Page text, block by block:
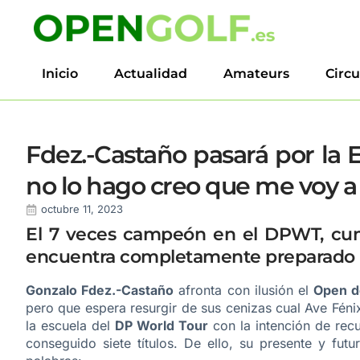
Inicio Actualidad Amateurs
Fdez.-Castaño pasará por la
no lo hago creo que me voy
octubre 11, 2023
El 7 veces campeón en el DPWT,
encuentra completamente preparado
Gonzalo Fdez.-Castaño afronta con ilusión elOpen
pero que espera resurgir de sus cenizas cual Ave
la escuela del DP World Tourcon la intención de
conseguido siete títulos. De ello, su presente y